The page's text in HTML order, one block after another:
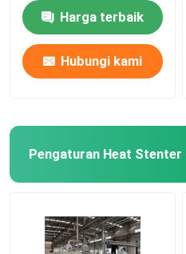
Harga terbaik
Hubungi kami
Pengaturan Heat Stenter